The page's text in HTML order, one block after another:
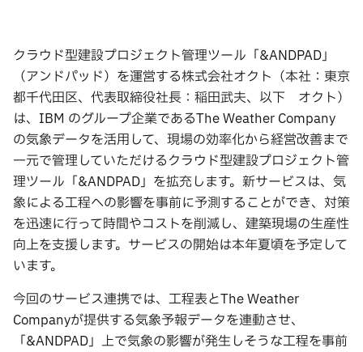
クラウド型建設プロジェクト管理ツール「&ANDPAD」
（アンドパッド）を運営する株式会社オクト（本社：東京
都千代田区、代表取締役社長：稲田武夫、以下 オクト）
は、IBM のグループ企業であるThe Weather Company
の気象データを活用して、現場の効率化から経営改善まで
一元で管理していただけるクラウド型建設プロジェクト管
理ツール「&ANDPAD」を拡充します。新サービスは、気
象による工程への影響を事前に予測することができ、対策
を迅速に行って時間やコストを削減し、建築現場の生産性
向上を支援します。サービスの開始は本年夏頃を予定して
います。
今回のサービス連携では、工程表とThe Weather
Companyが提供する気象予報データを連動させ、
「&ANDPAD」上で気象の影響が発生しそうな工程を事前